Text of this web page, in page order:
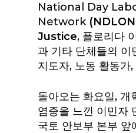
National Day
Network
Justice, 플로리다
과 기타 단체들의 이
지도자, 노동 활동가
돌아오는 화요일, 개
염증을 느낀 이민자
국토 안보부 본부 앞